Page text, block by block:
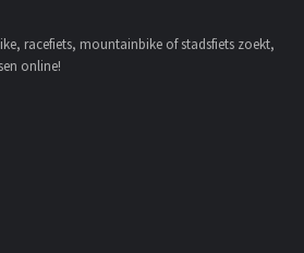
racefiets, mountainbike of stadsfiets zoekt,
online!